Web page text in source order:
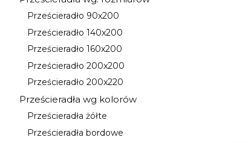
Kategoria - Prześcieradła wg. rozmiarów
Kategoria - Prześcieradło 90x200
Prześcieradło 90x200
Kategoria - Prześcieradło 140x200
Prześcieradło 140x200
Kategoria - Prześcieradło 160x200
Prześcieradło 160x200
Kategoria - Prześcieradło 200x200
Prześcieradło 200x200
Kategoria - Prześcieradło 200x220
Prześcieradło 200x220
Kategoria - Prześcieradła wg kolorów
Prześcieradła wg kolorów
Kategoria - Prześcieradła żółte
Prześcieradła żółte
Kategoria - Prześcieradła bordowe
Prześcieradła bordowe